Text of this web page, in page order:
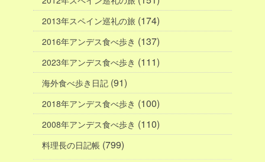
2013年スペイン巡礼の旅 (174)
2016年アンデス食べ歩き (137)
2023年アンデス食べ歩き (111)
海外食べ歩き日記 (91)
2018年アンデス食べ歩き (100)
2008年アンデス食べ歩き (110)
料理長の日記帳 (799)